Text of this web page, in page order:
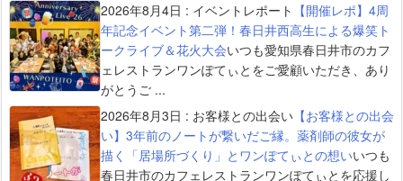
2026年8月4日 : イベントレポート 【開催レポ】4周
年記念イベント第二弾！春日井西高生による爆笑ト
ークライブ＆花火大会いつも愛知県春日井市のカフ
ェレストランワンぽてぃとをご愛顧いただき、あり
がとうご ...
2026年8月3日 : お客様との出会い 【お客様との出会
い】3年前のノートが繋いだご縁。薬剤師の彼女が
描く「居場所づくり」とワンぽてぃとの想いいつも
春日井市のカフェレストランワンぽてぃとを応援し